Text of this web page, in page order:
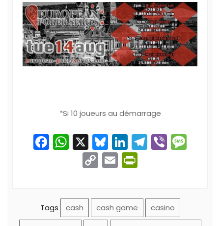
*Si 10 joueurs au démarrage
Facebook
WhatsApp
X Bluesky
LinkedIn
Telegram
Viber
Copy
Link
Email
Tags cash cash game casino